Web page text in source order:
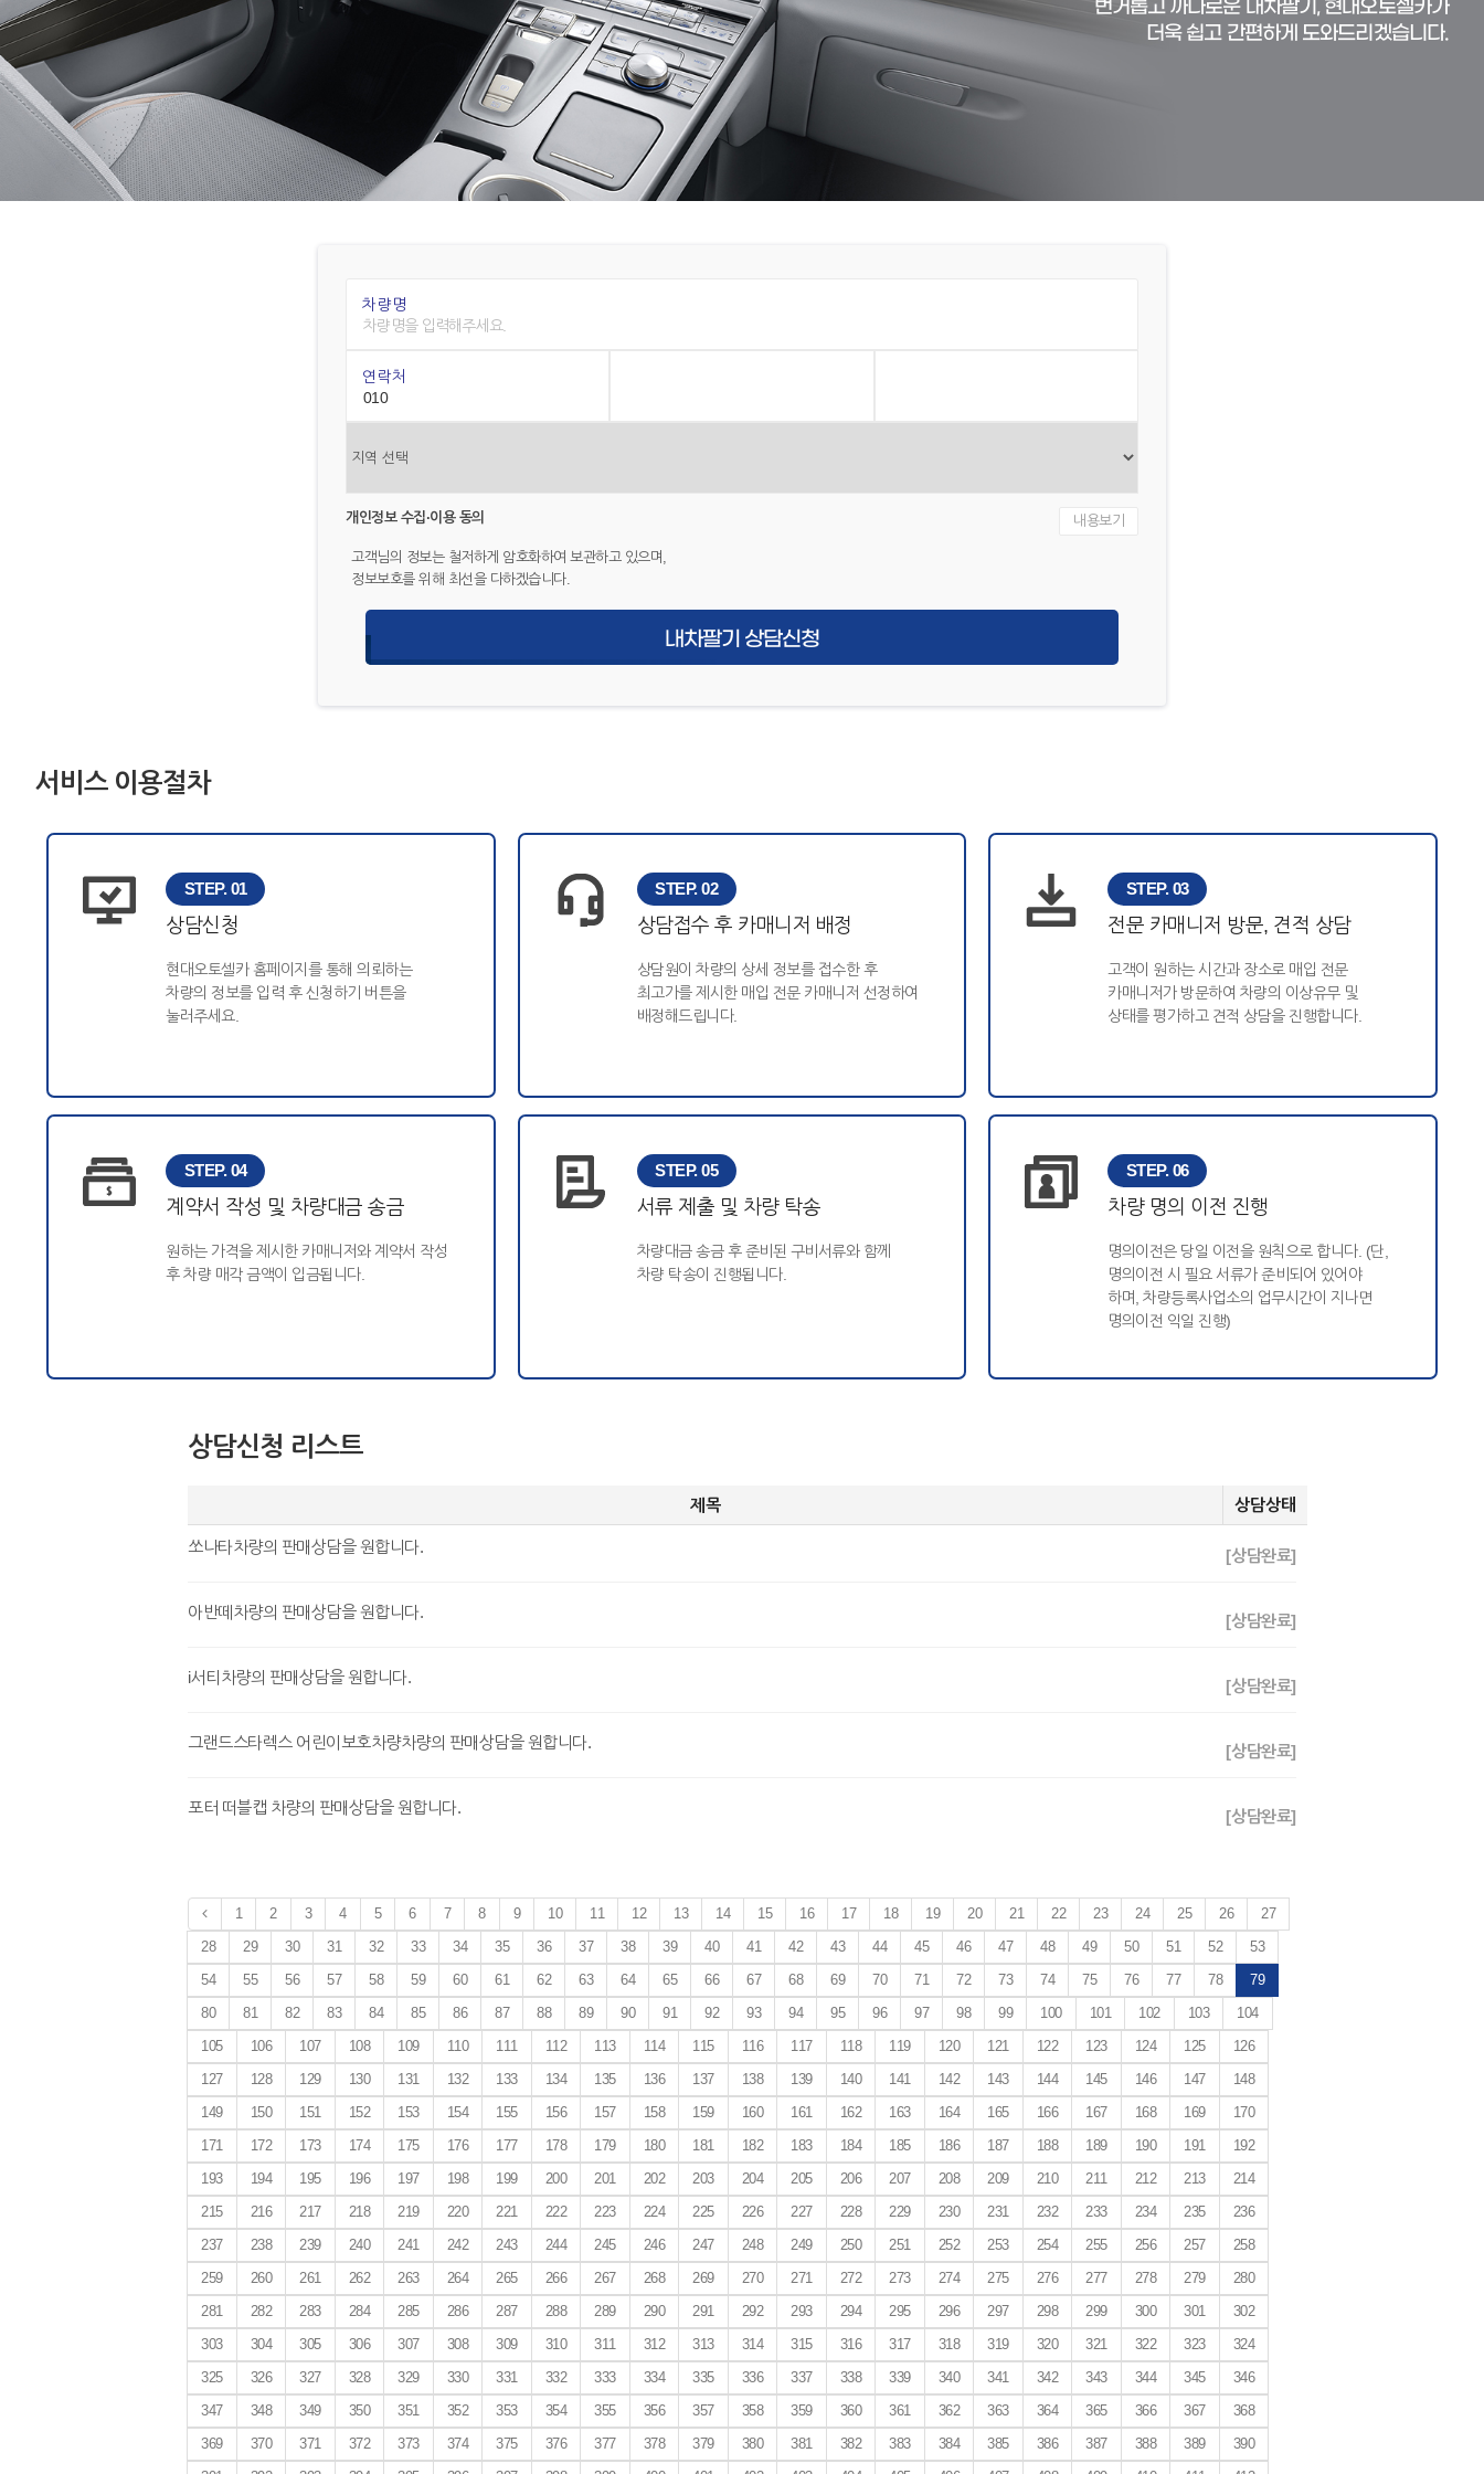
번거롭고 까다로운 내차팔기, 현대오토셀카가
더욱 쉽고 간편하게 도와드리겠습니다.
차량명
연락처
개인정보 수집·이용 동의 내용보기
고객님의 정보는 철저하게 암호화하여 보관하고 있으며,
정보보호를 위해 최선을 다하겠습니다.
내차팔기 상담신청
서비스 이용절차
STEP. 01
상담신청
현대오토셀카 홈페이지를 통해 의뢰하는
차량의 정보를 입력 후 신청하기 버튼을
눌러주세요.
STEP. 02
상담접수 후 카매니저 배정
상담원이 차량의 상세 정보를 접수한 후
최고가를 제시한 매입 전문 카매니저 선정하여
배정해드립니다.
STEP. 03
전문 카매니저 방문, 견적 상담
고객이 원하는 시간과 장소로 매입 전문
카매니저가 방문하여 차량의 이상유무 및
상태를 평가하고 견적 상담을 진행합니다.
STEP. 04
계약서 작성 및 차량대금 송금
원하는 가격을 제시한 카매니저와 계약서 작성
후 차량 매각 금액이 입금됩니다.
STEP. 05
서류 제출 및 차량 탁송
차량대금 송금 후 준비된 구비서류와 함께
차량 탁송이 진행됩니다.
STEP. 06
차량 명의 이전 진행
명의이전은 당일 이전을 원칙으로 합니다. (단,
명의이전 시 필요 서류가 준비되어 있어야
하며, 차량등록사업소의 업무시간이 지나면
명의이전 익일 진행)
상담신청 리스트
제목 상담상태
쏘나타차량의 판매상담을 원합니다. [상담완료]
아반떼차량의 판매상담을 원합니다. [상담완료]
i서티차량의 판매상담을 원합니다. [상담완료]
그랜드스타렉스 어린이보호차량차량의 판매상담을 원합니다. [상담완료]
포터 떠블캡 차량의 판매상담을 원합니다. [상담완료]
1 2 3 4 5 6 7 8 9 10 11 12 13 14 15 16 17 18 19 20 21 22 23 24 25 26
27
28
29 30 31 32 33 34 35 36 37 38 39 40 41 42 43 44 45 46 47 48 49 50 51 52
53
54
55 56 57 58 59 60 61 62 63 64 65 66 67 68 69 70 71 72 73 74 75 76 77 78
79
80
81 82 83 84 85 86 87 88 89 90 91 92 93 94 95 96 97 98 99 100 101 102 103
104
105
106 107 108 109 110 111 112 113 114 115 116 117 118 119 120 121 122 123 124 125
126
127
128 129 130 131 132 133 134 135 136 137 138 139 140 141 142 143 144 145 146 147
148
149
150 151 152 153 154 155 156 157 158 159 160 161 162 163 164 165 166 167 168 169
170
171
172 173 174 175 176 177 178 179 180 181 182 183 184 185 186 187 188 189 190 191
192
193
194 195 196 197 198 199 200 201 202 203 204 205 206 207 208 209 210 211 212 213
214
215
216 217 218 219 220 221 222 223 224 225 226 227 228 229 230 231 232 233 234 235
236
237
238 239 240 241 242 243 244 245 246 247 248 249 250 251 252 253 254 255 256 257
258
259
260 261 262 263 264 265 266 267 268 269 270 271 272 273 274 275 276 277 278 279
280
281
282 283 284 285 286 287 288 289 290 291 292 293 294 295 296 297 298 299 300 301
302
303
304 305 306 307 308 309 310 311 312 313 314 315 316 317 318 319 320 321 322 323
324
325
326 327 328 329 330 331 332 333 334 335 336 337 338 339 340 341 342 343 344 345
346
347
348 349 350 351 352 353 354 355 356 357 358 359 360 361 362 363 364 365 366 367
368
369
370 371 372 373 374 375 376 377 378 379 380 381 382 383 384 385 386 387 388 389
390